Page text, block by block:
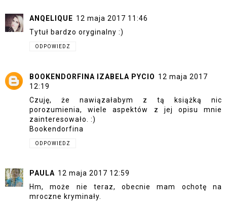
ANQELIQUE 12 maja 2017 11:46
Tytuł bardzo oryginalny :)
ODPOWIEDZ
BOOKENDORFINA IZABELA PYCIO 12 maja 2017
12:19
Czuję, że nawiązałabym z tą książką nic
porozumienia, wiele aspektów z jej opisu mnie
zainteresowało. :)
Bookendorfina
ODPOWIEDZ
PAULA 12 maja 2017 12:59
Hm, może nie teraz, obecnie mam ochotę na
mroczne kryminały.